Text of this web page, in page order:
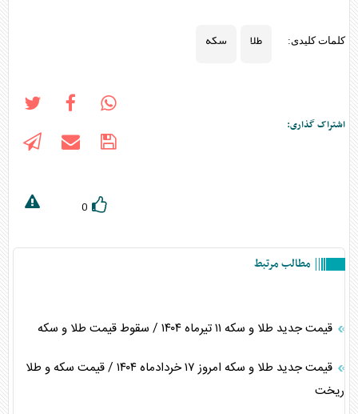
کلمات کلیدی: طلا سکه
اشتراک گذاری:
0
مطالب مرتبط
قیمت جدید طلا و سکه ۱۱ تیرماه ۱۴۰۴ / سقوط قیمت طلا و سکه
قیمت جدید طلا و سکه امروز ۱۷ خردادماه ۱۴۰۴ / قیمت سکه و طلا
ریخت